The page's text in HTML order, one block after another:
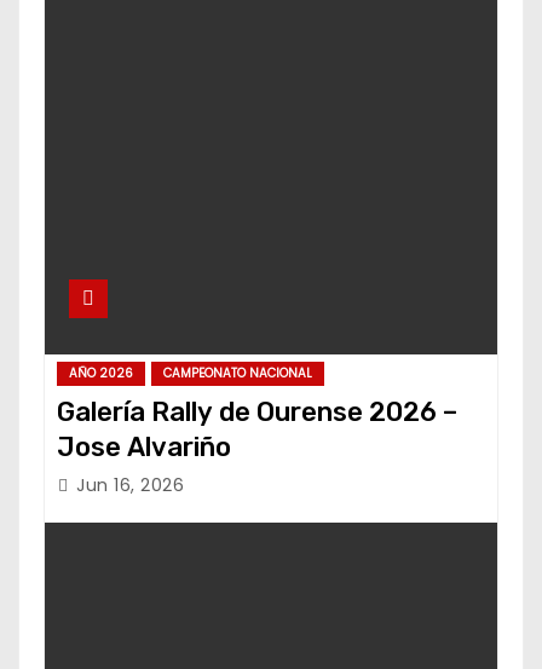
AÑO 2026 CAMPEONATO NACIONAL
Galería Rally de Ourense 2026 –
Jose Alvariño
Jun 16, 2026